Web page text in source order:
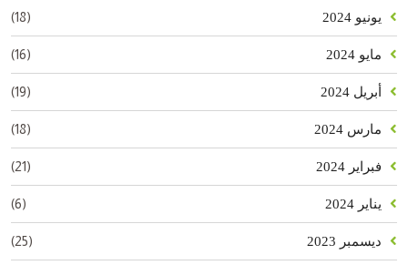
يونيو 2024 (18)
مايو 2024 (16)
أبريل 2024 (19)
مارس 2024 (18)
فبراير 2024 (21)
يناير 2024 (6)
ديسمبر 2023 (25)